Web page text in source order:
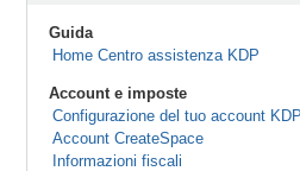
Guida
Home Centro assistenza KDP
Account e imposte
Configurazione del tuo account KDP
Account CreateSpace
Informazioni fiscali